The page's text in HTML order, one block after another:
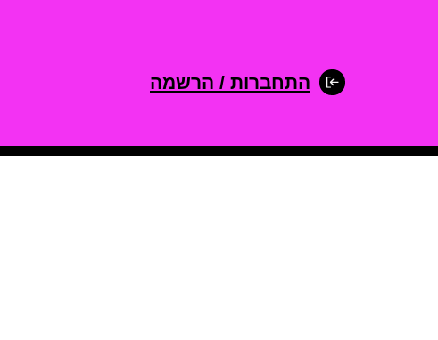
התחברות / הרשמה